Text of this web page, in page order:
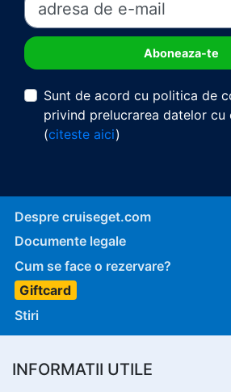
Sunt de acord cu politica de
privind prelucrarea datelor cu
(citeste aici)
Despre cruiseget.com
Documente legale
Cum se face o rezervare?
Giftcard
Stiri
INFORMATII UTILE